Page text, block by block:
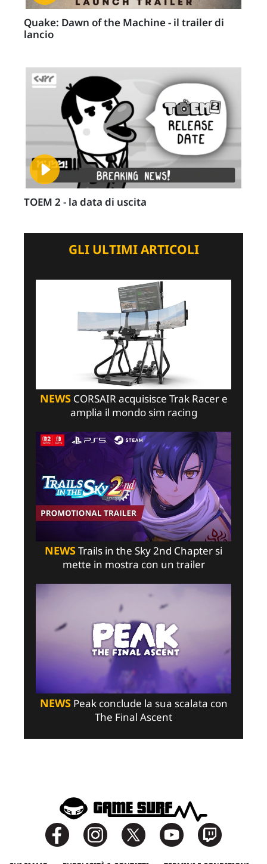
Quake: Dawn of the Machine - il trailer di
lancio
TOEM 2 - la data di uscita
GLI ULTIMI ARTICOLI
NEWSCORSAIR acquisisce Trak Racer e
amplia il mondo sim racing
NEWSTrails in the Sky 2nd Chapter si
mette in mostra con un trailer
NEWSPeak conclude la sua scalata con
The Final Ascent